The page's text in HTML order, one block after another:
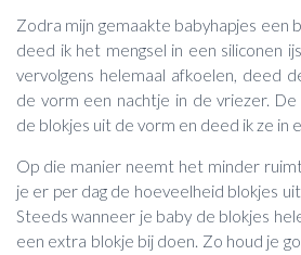
Zodra mijn gemaakte babyhapjes een
deed ik het mengsel in een siliconen
vervolgens helemaal afkoelen, deed
de vorm een nachtje in de vriezer. De
de blokjes uit de vorm en deed ik ze in
Op die manier neemt het minder
je er per dag de hoeveelheid blokjes
Steeds wanneer je baby de blokjes
een extra blokje bij doen. Zo houd je